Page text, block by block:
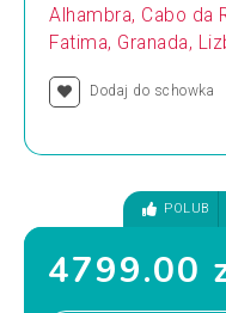
Alhambra, Cabo da
Fatima, Granada,
Dodaj do schowka
POLUB
4799.00